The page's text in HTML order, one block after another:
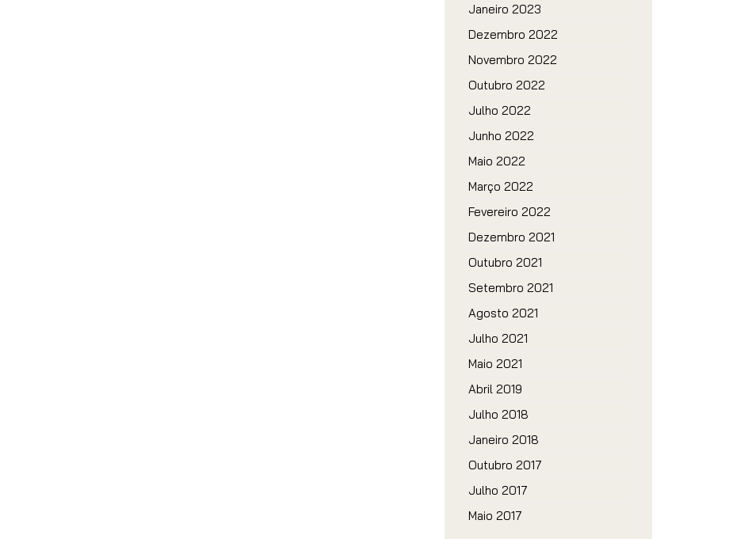
Janeiro 2023
Dezembro 2022
Novembro 2022
Outubro 2022
Julho 2022
Junho 2022
Maio 2022
Março 2022
Fevereiro 2022
Dezembro 2021
Outubro 2021
Setembro 2021
Agosto 2021
Julho 2021
Maio 2021
Abril 2019
Julho 2018
Janeiro 2018
Outubro 2017
Julho 2017
Maio 2017